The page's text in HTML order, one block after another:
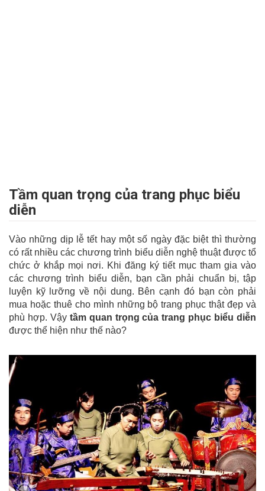
Tầm quan trọng của trang phục biểu
diễn
Vào những dịp lễ tết hay một số ngày đặc biệt thì thường
có rất nhiều các chương trình biểu diễn nghệ thuật được tổ
chức ở khắp mọi nơi. Khi đăng ký tiết mục tham gia vào
các chương trình biểu diễn, bạn cần phải chuẩn bị, tập
luyện kỹ lưỡng về nội dung. Bên cạnh đó bạn còn phải
mua hoặc thuê cho mình những bộ trang phục thật đẹp và
phù hợp. Vậy tầm quan trọng của trang phục biểu diễn
được thể hiện như thế nào?